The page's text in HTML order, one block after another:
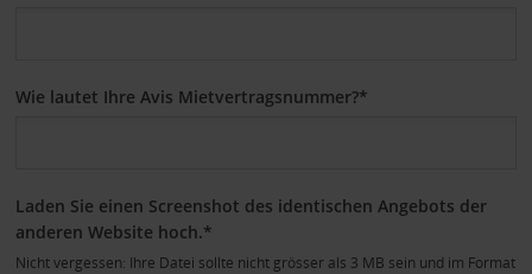
Wie lautet Ihre Avis Mietvertragsnummer?*
Laden Sie einen Screenshot des identischen Angebots der
anderen Website hoch.*
Nicht vergessen: Ihre Datei sollte nicht grösser als 3 MB sein und im Format